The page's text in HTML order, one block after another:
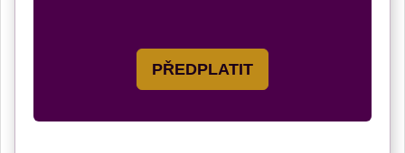
PŘEDPLATIT